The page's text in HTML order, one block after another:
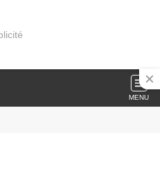
MENU